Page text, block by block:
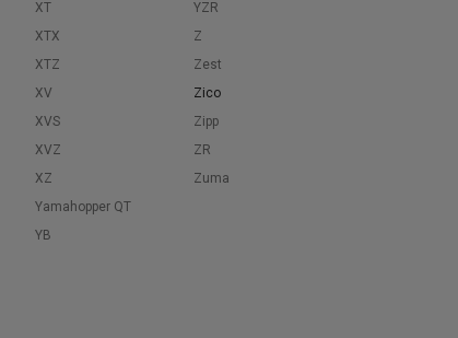
XT
XTX
XTZ
XV
XVS
XVZ
XZ
Yamahopper QT
YB
YZR
Z
Zest
Zico
Zipp
ZR
Zuma